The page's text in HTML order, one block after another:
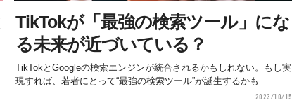
TikTokが「最強の検索ツール」にな
る未来が近づいている？
TikTokとGoogleの検索エンジンが統合されるかもしれない。もし実
現すれば、若者にとって“最強の検索ツール”が誕生するかも
2023/10/15